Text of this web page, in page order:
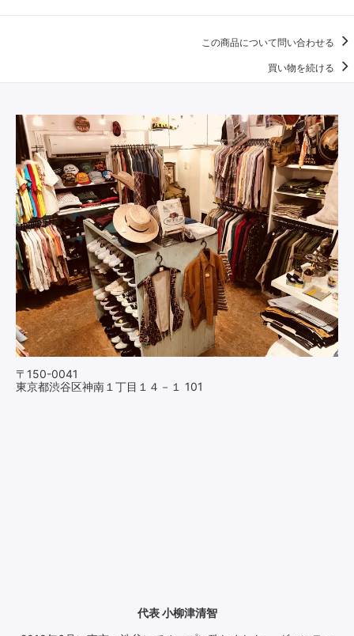
この商品について問い合わせる
買い物を続ける
〒150-0041
東京都渋谷区神南１丁目１４－１ 101
代表 小柳津清智